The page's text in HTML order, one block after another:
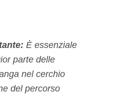
È essenziale
parte delle
nel cerchio
del percorso